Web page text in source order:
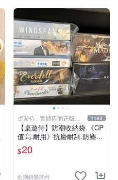
桌遊侍 - 實體店面正版專
賣
1183
【桌遊侍】防潮收納袋.《CP
值高.耐用》抗磨耐刮.防塵實
用.保護桌遊.桌遊周邊.牌套
外的新選擇.大量優惠.桌遊收
$20
近期銷量20件